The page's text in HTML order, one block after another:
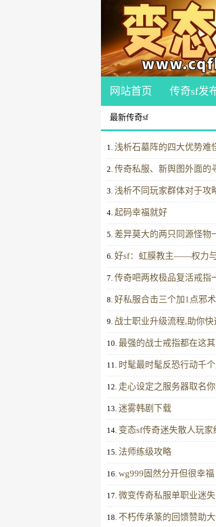
网站首页 传奇sf发
最新传奇sf
1. 浅析石墓阵的四大优势难
2. 传奇私服、新舆图外面的
3. 浅析不同玩家群体对于攻
4. 起码幸福就好
5. 差异莫大的两只同源怪物
6. 好sf：虹膜教主——权力
7. 传奇吧两枚极品复活戒指
8. 好私服合击三个加1点邪
9. 战士职业升级流程,助你
10. 最强的战士戒指都在这
11. 时髦最时髦反恐行动千
12. 走心设定之服务器取名
13. 迷雾韩剧下载
14. 变态sf传奇迷失散人玩
15. 法师练级攻略
16. wg999固然分开但很幸福
17. 微变传奇私服单职业迷
18. 不朽传承篆的回馈赞助